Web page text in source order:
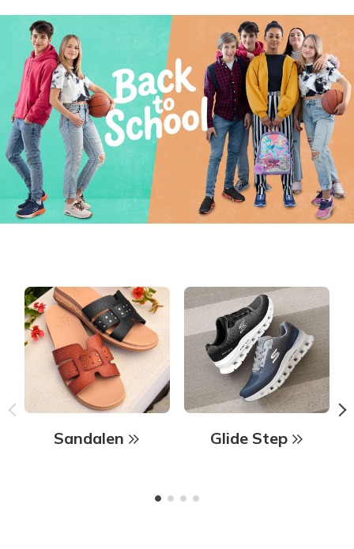
Sandalen Glide Step